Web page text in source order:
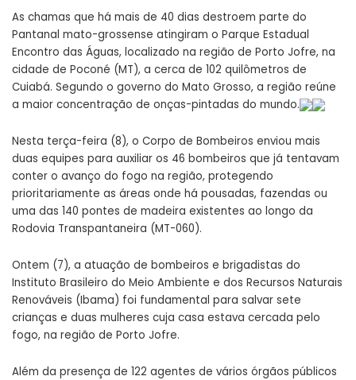
As chamas que há mais de 40 dias destroem parte do
Pantanal mato-grossense atingiram o Parque Estadual
Encontro das Águas, localizado na região de Porto Jofre, na
cidade de Poconé (MT), a cerca de 102 quilômetros de
Cuiabá. Segundo o governo do Mato Grosso, a região reúne
a maior concentração de onças-pintadas do mundo.
Nesta terça-feira (8), o Corpo de Bombeiros enviou mais
duas equipes para auxiliar os 46 bombeiros que já tentavam
conter o avanço do fogo na região, protegendo
prioritariamente as áreas onde há pousadas, fazendas ou
uma das 140 pontes de madeira existentes ao longo da
Rodovia Transpantaneira (MT-060).
Ontem (7), a atuação de bombeiros e brigadistas do
Instituto Brasileiro do Meio Ambiente e dos Recursos Naturais
Renováveis (Ibama) foi fundamental para salvar sete
crianças e duas mulheres cuja casa estava cercada pelo
fogo, na região de Porto Jofre.
Além da presença de 122 agentes de vários órgãos públicos